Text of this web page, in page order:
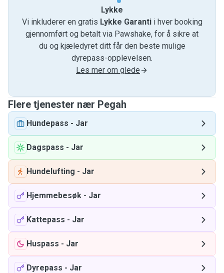
Lykke
Vi inkluderer en gratis Lykke Garantii hver booking
gjennomført og betalt via Pawshake, for å sikre at
du og kjæledyret ditt får den beste mulige
dyrepass-opplevelsen.
Les mer om glede
Flere tjenester nær Pegah
Hundepass - Jar
Dagspass - Jar
Hundelufting - Jar
Hjemmebesøk - Jar
Kattepass - Jar
Huspass - Jar
Dyrepass - Jar